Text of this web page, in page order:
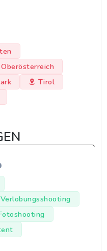
Oberösterreich
Tirol